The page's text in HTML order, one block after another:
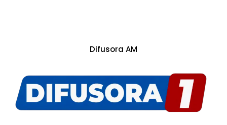
Difusora AM